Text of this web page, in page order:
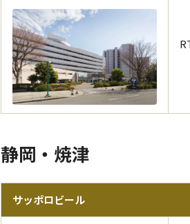
静岡・焼津
サッポロビール